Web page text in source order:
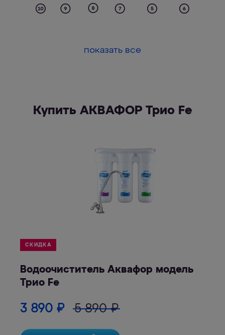
показать все
Купить АКВАФОР Трио Fe
СКИДКА
Водоочиститель Аквафор модель
Трио Fe
3 890 ₽ 5 890 ₽